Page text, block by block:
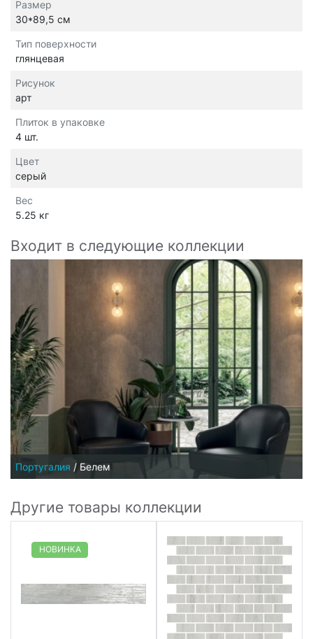
Размер
30*89,5 см
Тип поверхности
глянцевая
Рисунок
арт
Плиток в упаковке
4 шт.
Цвет
серый
Вес
5.25 кг
Входит в следующие коллекции
Португалия / Белем
Другие товары коллекции
НОВИНКА